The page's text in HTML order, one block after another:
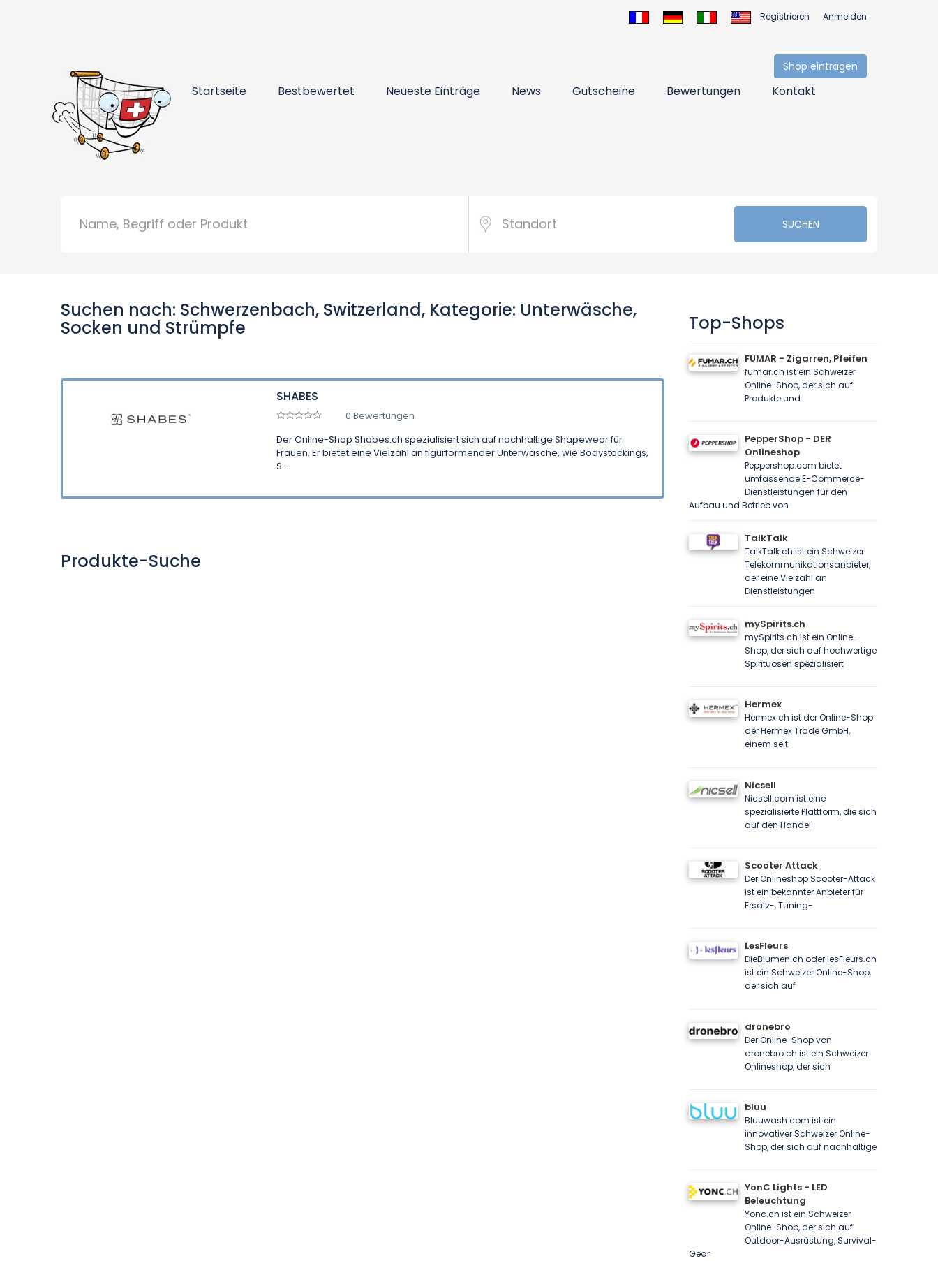
Registrieren Anmelden
Shop eintragen
Startseite Bestbewertet Neueste Einträge News Gutscheine Bewertungen Kontakt
SUCHEN
Suchen nach: Schwerzenbach, Switzerland, Kategorie: Unterwäsche,
Socken und Strümpfe
SHABES
0 Bewertungen
Der Online-Shop Shabes.ch spezialisiert sich auf nachhaltige Shapewear für
Frauen. Er bietet eine Vielzahl an figurformender Unterwäsche, wie Bodystockings,
S ...
Produkte-Suche
Top-Shops
FUMAR - Zigarren, Pfeifen
fumar.ch ist ein Schweizer
Online-Shop, der sich auf
Produkte und
PepperShop - DER
Onlineshop
Peppershop.com bietet
umfassende E-Commerce-
Dienstleistungen für den
Aufbau und Betrieb von
TalkTalk
TalkTalk.ch ist ein Schweizer
Telekommunikationsanbieter,
der eine Vielzahl an
Dienstleistungen
mySpirits.ch
mySpirits.ch ist ein Online-
Shop, der sich auf hochwertige
Spirituosen spezialisiert
Hermex
Hermex.ch ist der Online-Shop
der Hermex Trade GmbH,
einem seit
Nicsell
Nicsell.com ist eine
spezialisierte Plattform, die sich
auf den Handel
Scooter Attack
Der Onlineshop Scooter-Attack
ist ein bekannter Anbieter für
Ersatz-, Tuning-
LesFleurs
DieBlumen.ch oder lesFleurs.ch
ist ein Schweizer Online-Shop,
der sich auf
dronebro
Der Online-Shop von
dronebro.ch ist ein Schweizer
Onlineshop, der sich
bluu
Bluuwash.com ist ein
innovativer Schweizer Online-
Shop, der sich auf nachhaltige
YonC Lights - LED
Beleuchtung
Yonc.ch ist ein Schweizer
Online-Shop, der sich auf
Outdoor-Ausrüstung, Survival-
Gear